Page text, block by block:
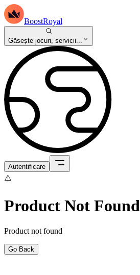
BoostRoyal
Găsește jocuri, servicii...
Autentificare
⚠️
Product Not Found
Product not found
Go Back